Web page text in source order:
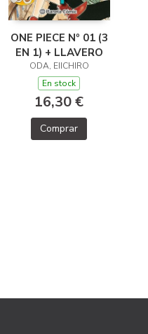
ONE PIECE Nº 01 (3
EN 1) + LLAVERO
ODA, EIICHIRO
En stock
16,30 €
Comprar